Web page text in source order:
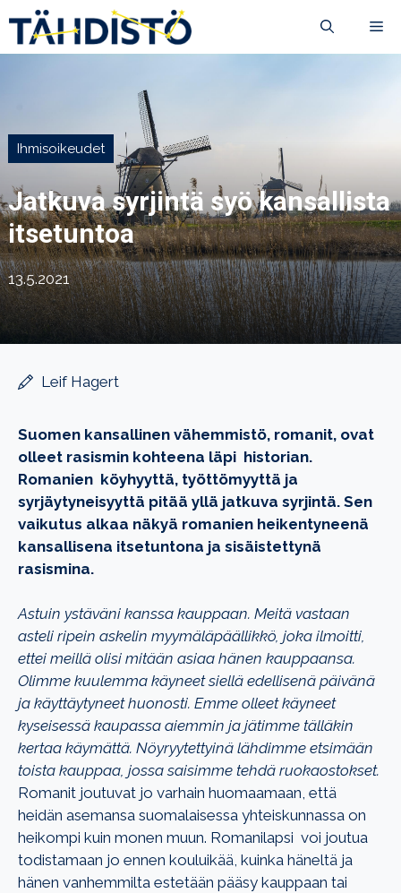
sisältöön
Ihmisoikeudet
Jatkuva syrjintä syö kansallista
itsetuntoa
13.5.2021
Leif Hagert
Suomen kansallinen vähemmistö, romanit, ovat
olleet rasismin kohteena läpi historian.
Romanien köyhyyttä, työttömyyttä ja
syrjäytyneisyyttä pitää yllä jatkuva syrjintä. Sen
vaikutus alkaa näkyä romanien heikentyneenä
kansallisena itsetuntona ja sisäistettynä
rasismina.
Astuin ystäväni kanssa kauppaan. Meitä vastaan
asteli ripein askelin myymäläpäällikkö, joka ilmoitti,
ettei meillä olisi mitään asiaa hänen kauppaansa.
Olimme kuulemma käyneet siellä edellisenä päivänä
ja käyttäytyneet huonosti. Emme olleet käyneet
kyseisessä kaupassa aiemmin ja jätimme tälläkin
kertaa käymättä. Nöyryytettyinä lähdimme etsimään
toista kauppaa, jossa saisimme tehdä ruokaostokset.
Romanit joutuvat jo varhain huomaamaan, että
heidän asemansa suomalaisessa yhteiskunnassa on
heikompi kuin monen muun. Romanilapsi voi joutua
todistamaan jo ennen kouluikää, kuinka häneltä ja
hänen vanhemmilta estetään pääsy kauppaan tai